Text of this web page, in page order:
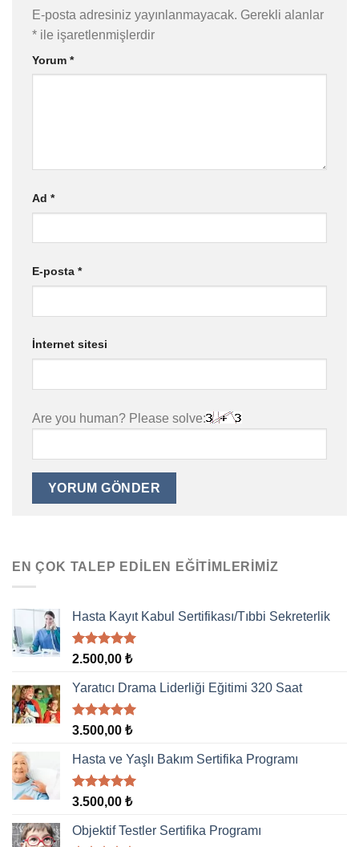
E-posta adresiniz yayınlanmayacak. Gerekli alanlar
* ile işaretlenmişlerdir
Yorum *
Ad *
E-posta *
İnternet sitesi
Are you human? Please solve:
EN ÇOK TALEP EDILEN EĞITIMLERIMIZ
Hasta Kayıt Kabul Sertifikası/Tıbbi Sekreterlik
5 üzerinden
aldı
2.500,00 ₺
Yaratıcı Drama Liderliği Eğitimi 320 Saat
5 üzerinden
aldı
3.500,00 ₺
Hasta ve Yaşlı Bakım Sertifika Programı
5 üzerinden
aldı
3.500,00 ₺
Objektif Testler Sertifika Programı